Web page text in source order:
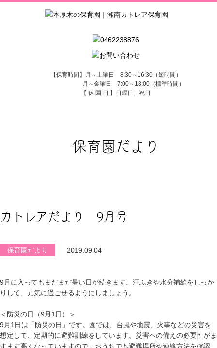
【保育時間】月～土曜日 8:30～16:30（短時間）
月～金曜日 7:00～18:00（標準時間）
【 休 園 日 】日曜日、祝日
保育園だより
カトレアだより 9月号
保育園だより 2019.09.04
9月に入ってもまだまだ暑い日が続きます。汗ふきや水分補給をしっか
りして、元気に過ごせるようにしましょう。
＜防災の日（9月1日）＞
9月1日は「防災の日」です。園では、台風や地震、火事などの災害を
想定して、定期的に避難訓練をしています。災害への備えの必要性がま
すます高くなっていますので、おうちでも避難場所や連絡方法を確認